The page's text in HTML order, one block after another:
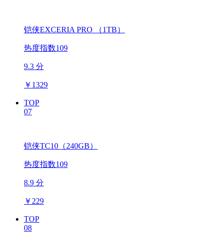
铠侠EXCERIA PRO （1TB）
热度指数109
9.3 分
￥ 1329
TOP
07
铠侠TC10（240GB）
热度指数109
8.9 分
￥ 229
TOP
08